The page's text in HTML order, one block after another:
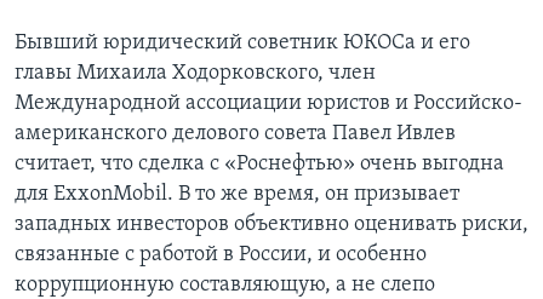
Бывший юридический советник ЮКОСа и его
главы Михаила Ходорковского, член
Международной ассоциации юристов и Российско-
американского делового совета Павел Ивлев
считает, что сделка с «Роснефтью» очень выгодна
для ExxonMobil. В то же время, он призывает
западных инвесторов объективно оценивать риски,
связанные с работой в России, и особенно
коррупционную составляющую, а не слепо